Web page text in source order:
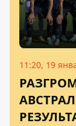
11:20, 19